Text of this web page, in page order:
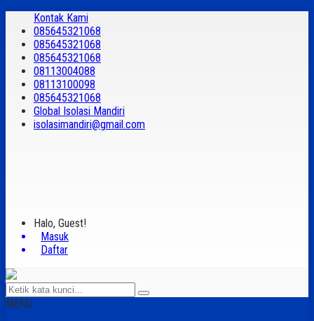
Kontak Kami
085645321068
085645321068
085645321068
08113004088
08113100098
085645321068
Global Isolasi Mandiri
isolasimandiri@gmail.com
Halo, Guest!
Masuk
Daftar
MENU